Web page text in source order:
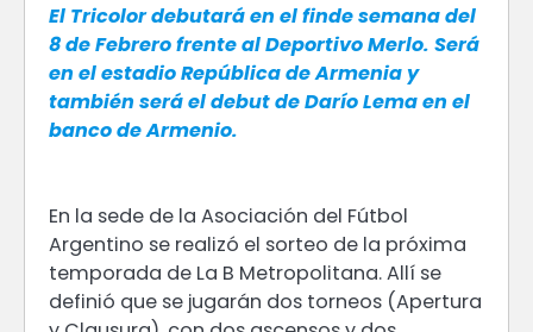
El Tricolor debutará en el finde semana del
8 de Febrero frente al Deportivo Merlo. Será
en el estadio República de Armenia y
también será el debut de Darío Lema en el
banco de Armenio.
En la sede de la Asociación del Fútbol
Argentino se realizó el sorteo de la próxima
temporada de La B Metropolitana. Allí se
definió que se jugarán dos torneos (Apertura